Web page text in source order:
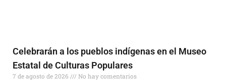
Celebrarán a los pueblos indígenas en el Museo
Estatal de Culturas Populares
7 de agosto de 2026 No hay comentarios